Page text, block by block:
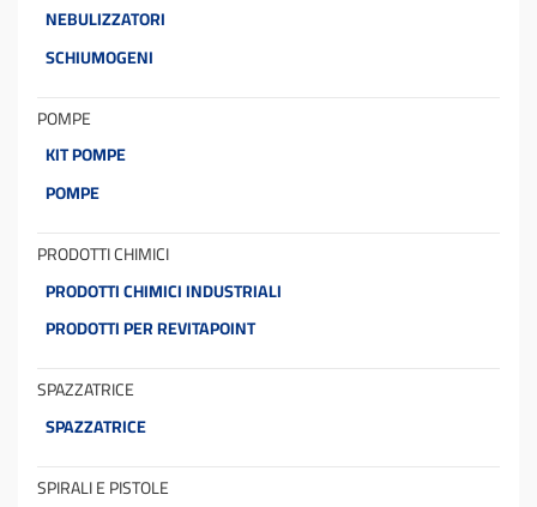
NEBULIZZATORI
SCHIUMOGENI
POMPE
KIT POMPE
POMPE
PRODOTTI CHIMICI
PRODOTTI CHIMICI INDUSTRIALI
PRODOTTI PER REVITAPOINT
SPAZZATRICE
SPAZZATRICE
SPIRALI E PISTOLE